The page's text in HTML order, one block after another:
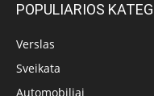
POPULIARIOS
Verslas
Sveikata
Automobiliai